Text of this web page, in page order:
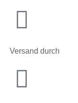
Versand durch